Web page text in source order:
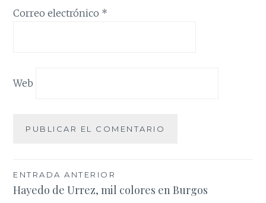
Correo electrónico *
Web
Navegación
ENTRADA ANTERIOR
Hayedo de Urrez, mil colores en Burgos